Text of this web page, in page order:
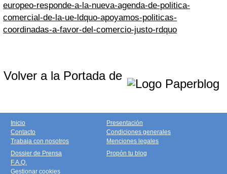
europeo-responde-a-la-nueva-agenda-de-politica-
comercial-de-la-ue-ldquo-apoyamos-politicas-
coordinadas-a-favor-del-comercio-justo-rdquo
Volver a la Portada de
Inicio
Contacto
Trabaja con nosotros
Presentación
Condiciones generales
Menciones legales
Dossier de Prensa
F.A.Q.
Gestionar cookies
Propón tu blog